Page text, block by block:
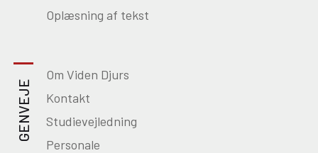
Oplæsning af tekst
GENVEJE
Om Viden Djurs
Kontakt
Studievejledning
Personale